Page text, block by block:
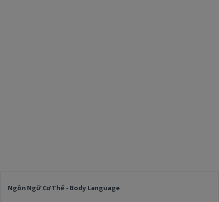
Ngôn Ngữ Cơ Thể - Body Language